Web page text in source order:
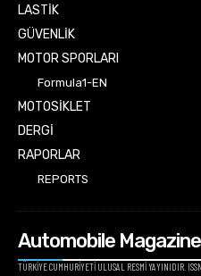
LASTİK
GÜVENLİK
MOTOR SPORLARI
Formula1-EN
MOTOSİKLET
DERGİ
RAPORLAR
REPORTS
Automobile Magazine
TÜRKİYE CUMHURİYETİ ULUSAL RESMİ YAYINIDIR.